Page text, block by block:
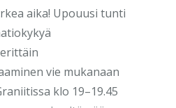
aika! Upouusi tunti
vie mukanaan
klo 19–19.45